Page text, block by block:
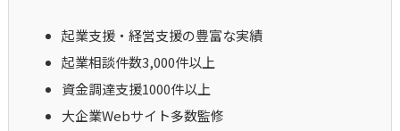
起業支援・経営支援の豊富な実績
起業相談件数3,000件以上
資金調達支援1000件以上
大企業Webサイト多数監修